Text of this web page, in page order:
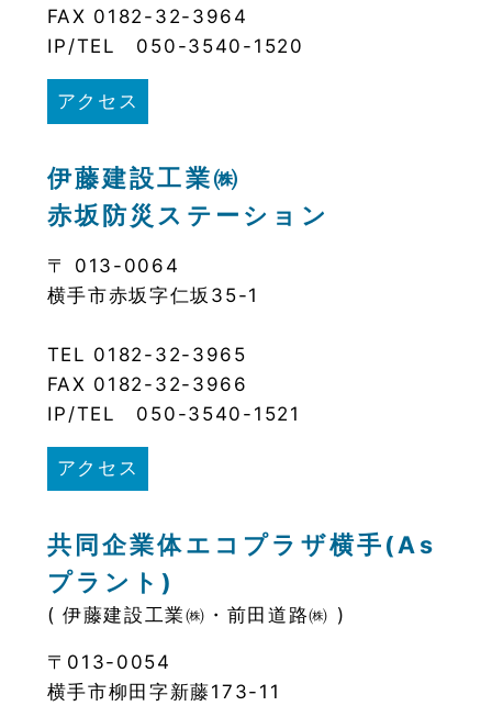
FAX 0182-32-3964
IP/TEL 050-3540-1520
アクセス
伊藤建設工業㈱
赤坂防災ステーション
〒 013-0064
横手市赤坂字仁坂35-1
TEL 0182-32-3965
FAX 0182-32-3966
IP/TEL 050-3540-1521
アクセス
共同企業体エコプラザ横手(As
プラント)
( 伊藤建設工業㈱・前田道路㈱ )
〒013-0054
横手市柳田字新藤173-11